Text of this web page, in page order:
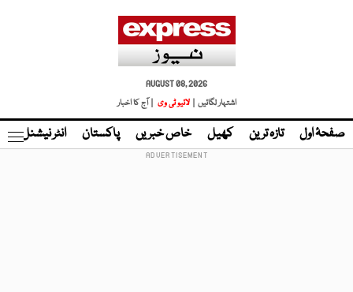
AUGUST 08, 2026
اشتہار لگائیں |
لائیو ٹی وی | آج کا اخبار
صفحۂ اول تازہ ترین کھیل خاص خبریں پاکستان انٹر نیشنل